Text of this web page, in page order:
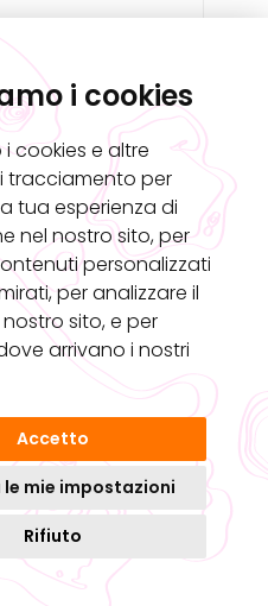
i cookies
i cookies e altre
tracciamento per
tua esperienza di
nel nostro sito, per
personalizzati
per analizzare il
sito, e per
arrivano i nostri
Accetto
Rifiuto
le mie impostazioni
di Venezia
Badoer
2468, San Polo
VE
Kilowatt
Settings